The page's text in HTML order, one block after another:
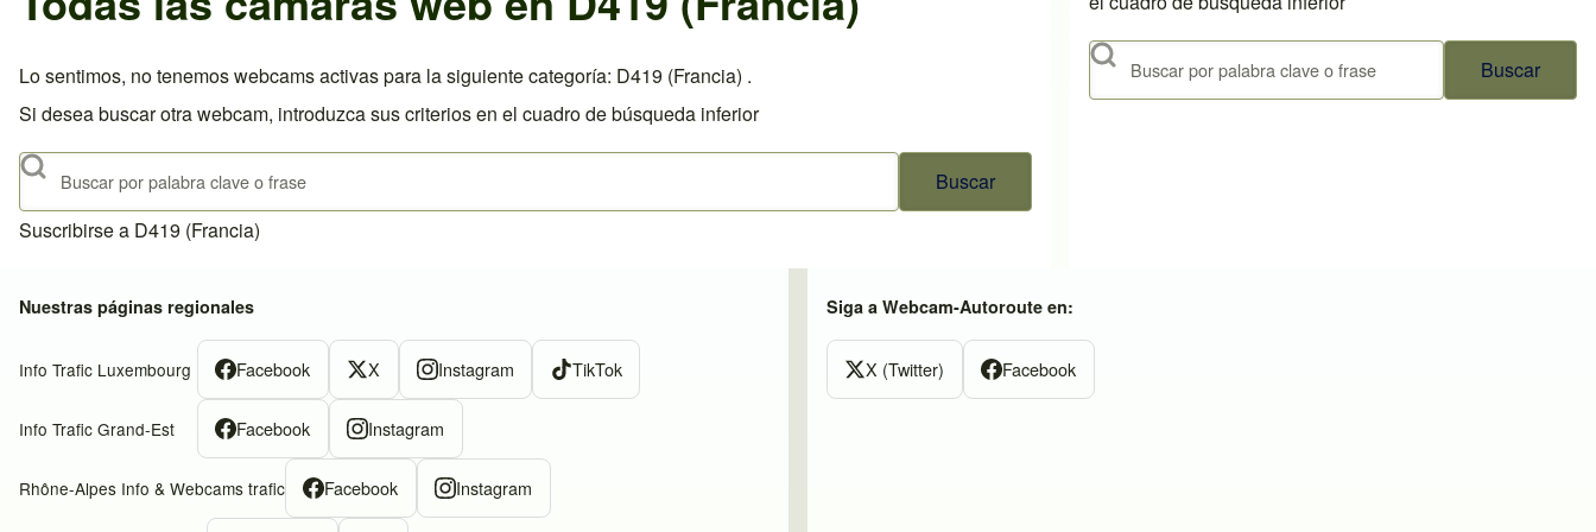
Lo sentimos, no tenemos webcams activas para la siguiente categoría: D419 (Francia) .
Si desea buscar otra webcam, introduzca sus criterios en el cuadro de búsqueda inferior
Buscar
Suscribirse a D419 (Francia)
Buscar
Nuestras páginas regionales
Info Trafic Luxembourg Facebook X Instagram TikTok
Info Trafic Grand-Est Facebook Instagram
Rhône-Alpes Info & Webcams trafic Facebook Instagram
Siga a Webcam-Autoroute en:
X (Twitter) Facebook